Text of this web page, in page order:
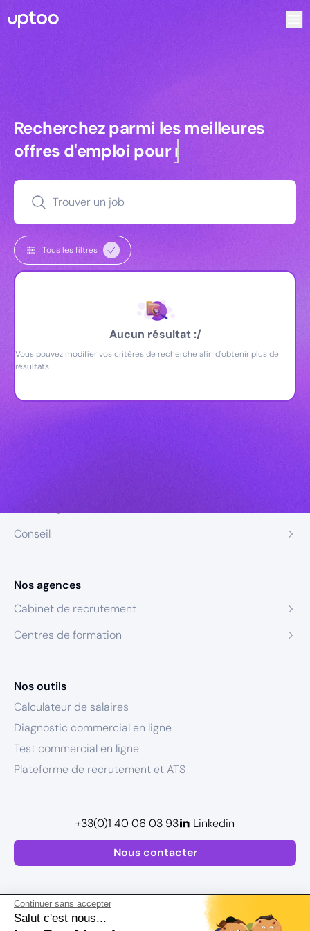
Continuer sans accepter
Salut c'est nous...
Recherchez parmi les meilleures
Recherchez parmi les meilleures
offres d'emploi pourcommerciaux
Trouver un job
Tous les filtres
Aucun résultat :/
Vous pouvez modifier vos critères de recherche afin d'obtenir plus de
résultats
Conseil
Nos agences
Cabinet de recrutement
Centres de formation
Nos outils
Calculateur de salaires
Diagnostic commercial en ligne
Test commercial en ligne
Plateforme de recrutement et ATS
Nous contacter
+33(0)1 40 06 03 93 Linkedin